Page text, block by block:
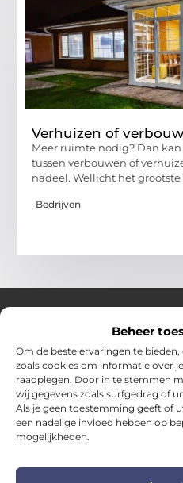
Beheer
Om de beste ervaringen te
zoals cookies om informatie over
raadplegen. Door in te stemmen
wij gegevens zoals surfgedrag of
Als je geen toestemming geeft of
een nadelige invloed hebben op
mogelijkheden.
Verhuizen of
Meer ruimte nodig? Dan
tussen verbouwen of
nadeel. Wellicht het
Bedrijven
Over
Jouw bron voor inspiratie
dagelijks leven.
Verken een uitgebreide
boordevol praktische
om het beste uit elke dag te